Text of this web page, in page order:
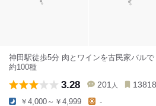
神田駅徒歩5分 肉とワインを古民家バル
約100種
3.28 201 人 13818
￥4,000～￥4,999 -